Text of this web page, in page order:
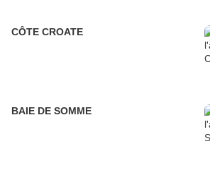
CÔTE CROATE
BAIE DE SOMME